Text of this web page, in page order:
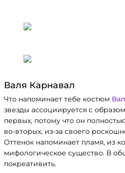
Валя Карнавал
Что напоминает тебе костюм
звезды ассоциируется с
первых, потому что он
во-вторых, из-за своего
Оттенок напоминает пламя, из
мифологическое существо. В
покреативить.